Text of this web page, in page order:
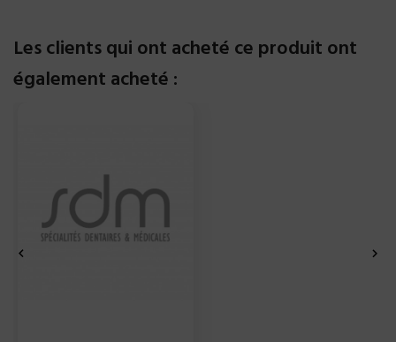
Les clients qui ont acheté ce produit ont
également acheté :
 